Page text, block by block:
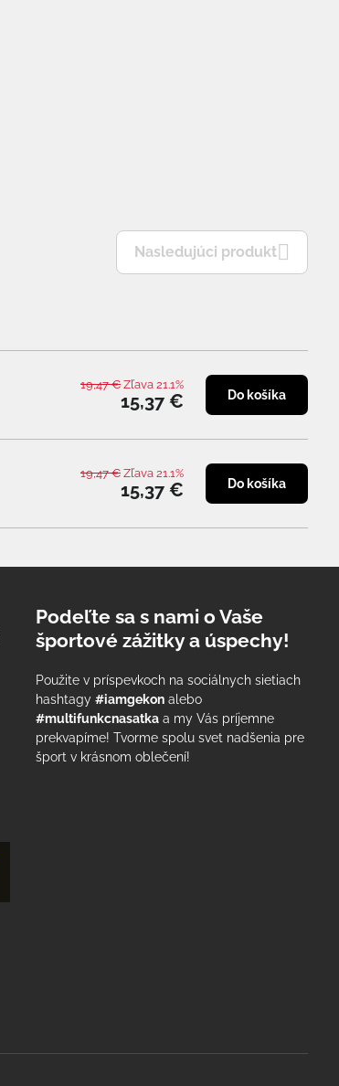
Nasledujúci produkt
15,37 €
19,47 € Zľava 21.1%
Do košíka
15,37 €
19,47 € Zľava 21.1%
Do košíka
Podeľte sa s nami o Vaše
športové zážitky a úspechy!
Použite v príspevkoch na sociálnych sietiach
hashtagy#iamgekon alebo
#multifunkcnasatka a my Vás príjemne
prekvapíme! Tvorme spolu svet nadšenia pre
šport v krásnom oblečení!